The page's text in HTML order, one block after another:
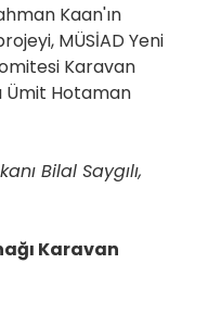
Kaan'ın
MÜSİAD Yeni
Karavan
Ümit Hotaman
Bilal Saygılı,
Karavan